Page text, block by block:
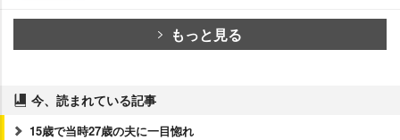
もっと見る
今、読まれている記事
15歳で当時27歳の夫に一目惚れ